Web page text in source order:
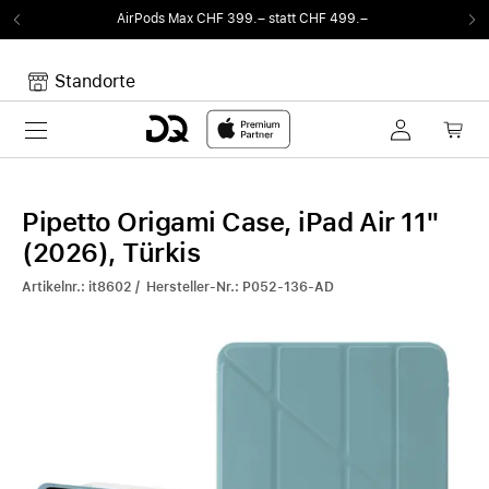
CHF 399.– statt CHF 499.– Von Sound auf
Standorte
Toggle navigation
Pipetto Origami Case, iPad Air 11"
(2026), Türkis
Artikelnr.: it8602 / Hersteller-Nr.: P052-136-AD